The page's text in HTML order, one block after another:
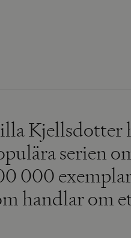
Kjellsdotter
serien
000
handlar om